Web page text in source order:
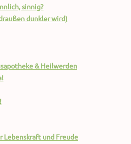
sinnig?
dunkler wird)
& Heilwerden
Lebenskraft und Freude